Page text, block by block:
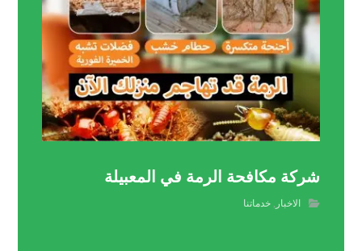
شركة مكافحة الرمة في المعبيلة
الاخبار ,خدماتنا